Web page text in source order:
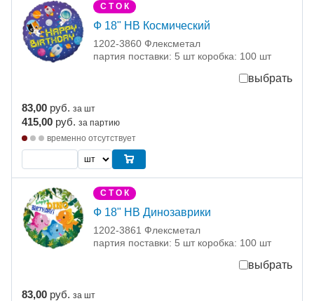
С Т О К
Ф 18" HB Космический
1202-3860 Флексметал
партия поставки: 5 шт коробка: 100 шт
выбрать
83,00 руб. за шт
415,00 руб. за партию
временно отсутствует
С Т О К
Ф 18" HB Динозаврики
1202-3861 Флексметал
партия поставки: 5 шт коробка: 100 шт
выбрать
83,00 руб. за шт